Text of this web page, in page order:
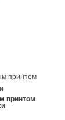
принтом